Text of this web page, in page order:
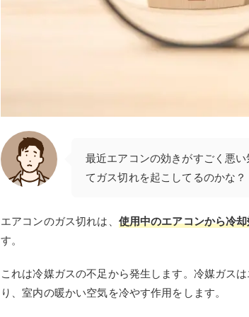
最近エアコンの効きがすごく悪
てガス切れを起こしてるのかな？
エアコンのガス切れは、 使用中のエアコンから冷
す。
これは冷媒ガスの不足から発生します。冷媒ガス
り、室内の暖かい空気を冷やす作用をします。